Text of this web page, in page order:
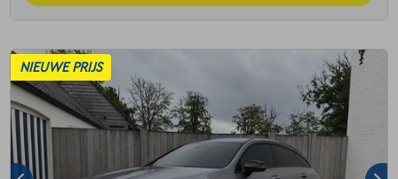
NIEUWE PRIJS